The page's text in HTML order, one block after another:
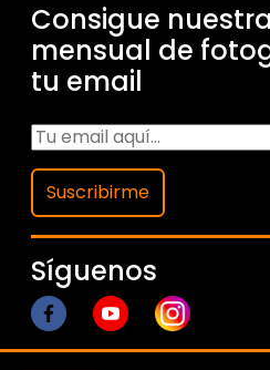
Consigue
mensual de
tu email
Suscribirme
Síguenos